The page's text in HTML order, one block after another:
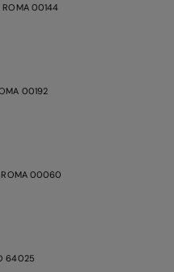
ROMA00144
00192
, ROMA00060
64025